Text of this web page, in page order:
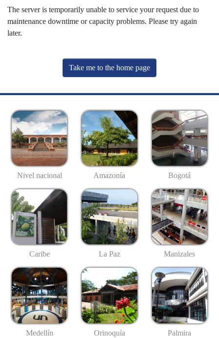
The server is temporarily unable to service your request due to
maintenance downtime or capacity problems. Please try again
later.
Take me to the home page
Nivel nacional Amazonía Bogotá
Caribe La Paz Manizales
Medellín Orinoquía Palmira